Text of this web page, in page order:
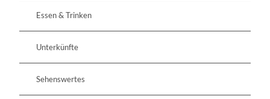
Essen & Trinken
Unterkünfte
Sehenswertes